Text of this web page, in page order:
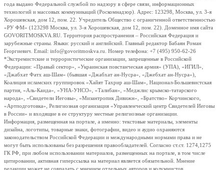
года выдано Федеральной службой по надзору в сфере связи, информационных
технологий и массовых коммуникаций (Роскомнадзор). Адрес: 123298, Москва, ул. 3-я
Хорошевская, дом 12, пом. 22. Учредитель Общество с ограниченной ответственностью
«РУ ФМ» (123298 Москва, ул. 3-я Хорошевская, дом 12, пом. 22). Доменное имя сайта
GOVORITMOSKVA.RU. Территория распространения – Российская Федерация и
зарубежные страны. Языки: русский и английский. Главный редактор Бабаян Роман
Георгиевич. Email: info@govoritmoskva.ru. Номер телефона: +7 (495) 950-62-26
*Экстремистские и террористические организации, запрещенные в Российской
Федерации: «Правый сектор», «Украинская повстанческая армия» (УПА), «ИГИЛ»,
«Джабхат Фатх аш-Шам» (бывшая «Джабхат ан-Нусра», «Джебхат ан-Нусра»),
Коалиция исламских группировок «Хайят Тахрир аш-Шам», Национал-Большевистская
партия, «Аль-Каида», «УНА-УНСО», «Талибан», «Меджлис крымско-татарского
народа», «Свидетели Иеговы», «Мизантропик Дивижн», «Братство» Корчинского,
«Артподготовка», Религиозная организация «Управленческий центр Свидетелей Иеговы
в России» и входящие в ее структуру местные религиозные организации.
Информация, размещенная на портале, а именно: текстовые материалы, элементы
дизайна, логотипы, товарные знаки, фотографии, видео и аудио охраняются
законодательством Российской Федерации и международными нормами права и не
могут быть использованы без разрешения правообладателей. Согласно ст.ст. 1274,1275
ГК РФ, при любом использовании материалов, размещенных на портале, в том числе
цитировании, активная гиперссылка на материал является обязательной. Мнение
редакции может не совпадать с мнением отдельных авторов и колумнистов.